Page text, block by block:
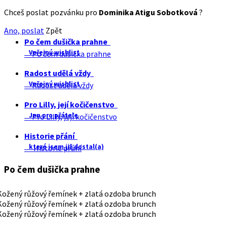
Chceš poslat pozvánku pro Dominika Atigu Sobotková ?
Ano, poslat Zpět
Po čem dušička prahne
Veřejný wishlist
Po čem dušička prahne
Radost udělá vždy
Veřejný wishlist
Radost udělá vždy
Pro Lilly, její kočičenstvo
Jen pro přátele
Pro Lilly, její kočičenstvo
Historie přání
které jsem již dostal(a)
Historie přání
Po čem dušička prahne